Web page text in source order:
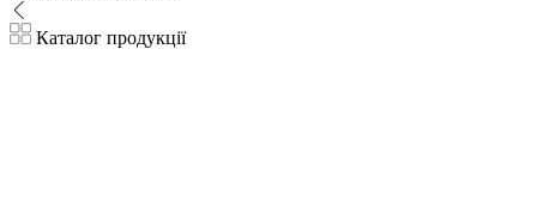
Каталог продукції